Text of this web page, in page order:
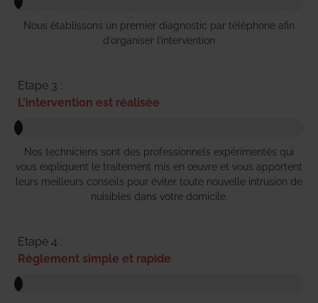
Nous établissons un premier diagnostic par téléphone afin
d’organiser l’intervention
Etape 3 :
L'intervention est réalisée
Nos techniciens sont des professionnels expérimentés qui
vous expliquent le traitement mis en œuvre et vous apportent
leurs meilleurs conseils pour éviter toute nouvelle intrusion de
nuisibles dans votre domicile.
Etape 4 :
Règlement simple et rapide